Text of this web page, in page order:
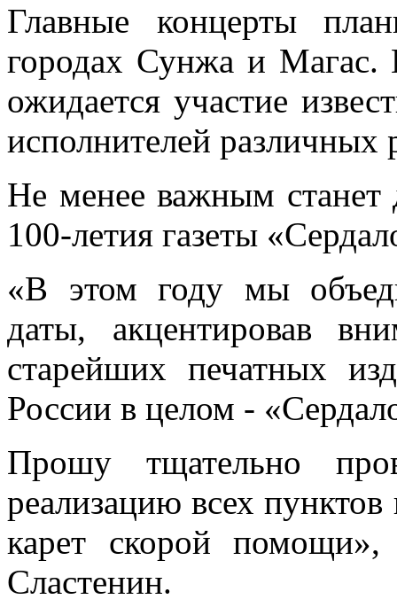
Главные концерты
городах Сунжа и Магас.
ожидается участие
исполнителей различных
Не менее важным станет
100-летия газеты
«В этом году мы
даты, акцентировав
старейших печатных
России в целом -
Прошу тщательно
реализацию всех
карет скорой
Сластенин.